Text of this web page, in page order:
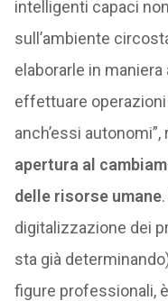
intelligenti capaci
sull’ambiente
elaborarle in
effettuare
anch’essi
apertura al
delle risorse umane
digitalizzazione dei
sta già
figure professionali,